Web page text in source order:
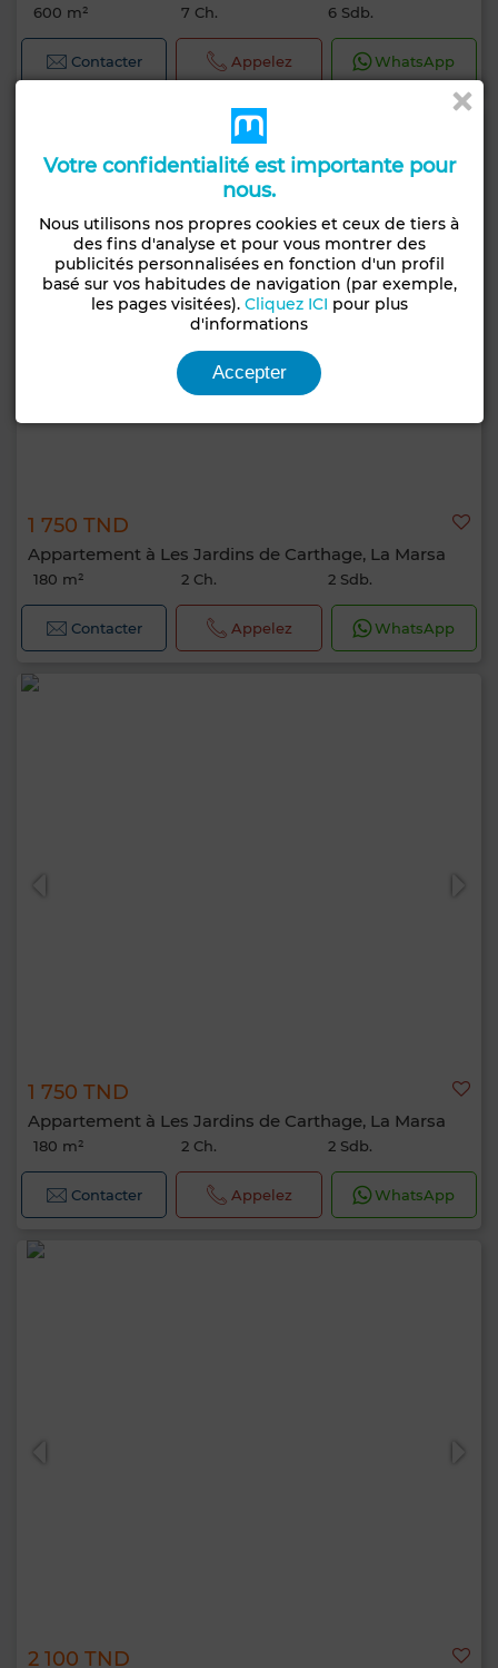
600 m² 7 Ch. 6 Sdb.
Contacter Appelez WhatsApp
1 750 TND
Appartement à Les Jardins de Carthage, La Marsa
180 m² 2 Ch. 2 Sdb.
Contacter Appelez WhatsApp
1 750 TND
Appartement à Les Jardins de Carthage, La Marsa
180 m² 2 Ch. 2 Sdb.
Contacter Appelez WhatsApp
2 100 TND
Votre confidentialité est importante pour
nous.
Nous utilisons nos propres cookies et ceux de tiers à
des fins d'analyse et pour vous montrer des
publicités personnalisées en fonction d'un profil
basé sur vos habitudes de navigation (par exemple,
les pages visitées). Cliquez ICI pour plus
d'informations
Accepter